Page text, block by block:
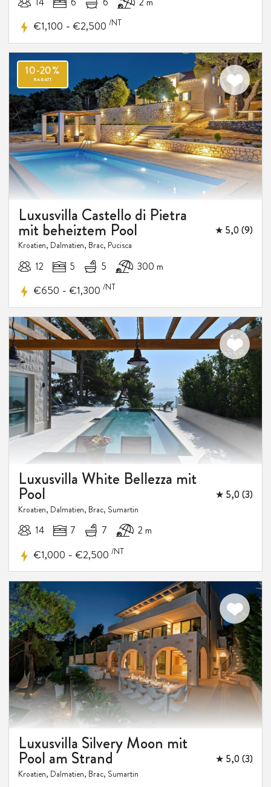
€1,100 - €2,500 /NT
Luxusvilla Castello di Pietra
mit beheiztem Pool ★ 5,0 (9)
Kroatien, Dalmatien, Brac, Pucisca
12 5 5 300 m
€650 - €1,300 /NT
Luxusvilla White Bellezza mit
Pool ★ 5,0 (3)
Kroatien, Dalmatien, Brac, Sumartin
14 7 7 2 m
€1,000 - €2,500 /NT
Luxusvilla Silvery Moon mit
Pool am Strand ★ 5,0 (3)
Kroatien, Dalmatien, Brac, Sumartin